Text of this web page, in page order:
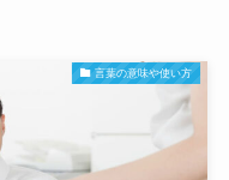
言葉の意味や使い方